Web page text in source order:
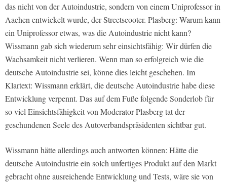
das nicht von der Autoindustrie, sondern von einem Uniprofessor in
Aachen entwickelt wurde, der Streetscooter. Plasberg: Warum kann
ein Uniprofessor etwas, was die Autoindustrie nicht kann?
Wissmann gab sich wiederum sehr einsichtsfähig: Wir dürfen die
Wachsamkeit nicht verlieren. Wenn man so erfolgreich wie die
deutsche Autoindustrie sei, könne dies leicht geschehen. Im
Klartext: Wissmann erklärt, die deutsche Autoindustrie habe diese
Entwicklung verpennt. Das auf dem Fuße folgende Sonderlob für
so viel Einsichtsfähigkeit von Moderator Plasberg tat der
geschundenen Seele des Autoverbandspräsidenten sichtbar gut.
Wissmann hätte allerdings auch antworten können: Hätte die
deutsche Autoindustrie ein solch unfertiges Produkt auf den Markt
gebracht ohne ausreichende Entwicklung und Tests, wäre sie von